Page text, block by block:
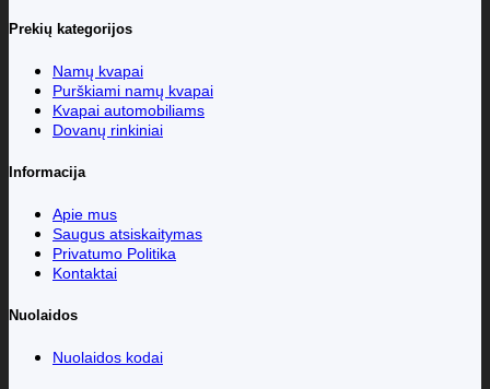
Prekių kategorijos
Namų kvapai
Purškiami namų kvapai
Kvapai automobiliams
Dovanų rinkiniai
Informacija
Apie mus
Saugus atsiskaitymas
Privatumo Politika
Kontaktai
Nuolaidos
Nuolaidos kodai